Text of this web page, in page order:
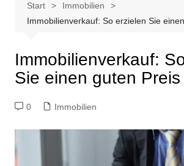
Start
Immobilien
Immobilienverkauf: So erzielen Sie
Immobilienverkauf:
Sie einen guten Preis
0 Immobilien